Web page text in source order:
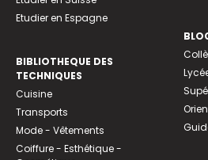
Etudier en Espagne
BIBLIOTHEQUE DES
TECHNIQUES
Cuisine
Transports
Mode - Vêtements
Coiffure - Esthétique -